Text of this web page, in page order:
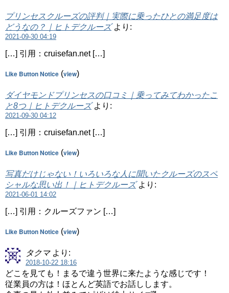
プリンセスクルーズの評判｜実際に乗ったひとの満足度は
どうなの？｜ヒトデクルーズ より:
2021-09-30 04:19
[…] 引用：cruisefan.net […]
Like Button Notice (view)
ダイヤモンドプリンセスの口コミ｜乗ってみてわかったこ
と8つ｜ヒトデクルーズ より:
2021-09-30 04:12
[…] 引用：cruisefan.net […]
Like Button Notice (view)
写真だけじゃない！いろいろな人に聞いたクルーズのスペ
シャルな思い出！｜ヒトデクルーズ より:
2021-06-01 14:02
[…] 引用：クルーズファン […]
Like Button Notice (view)
タクマ より:
2018-10-22 18:16
どこを見ても！まるで違う世界に来たような感じです！
従業員の方は！ほとんど英語でお話しします。